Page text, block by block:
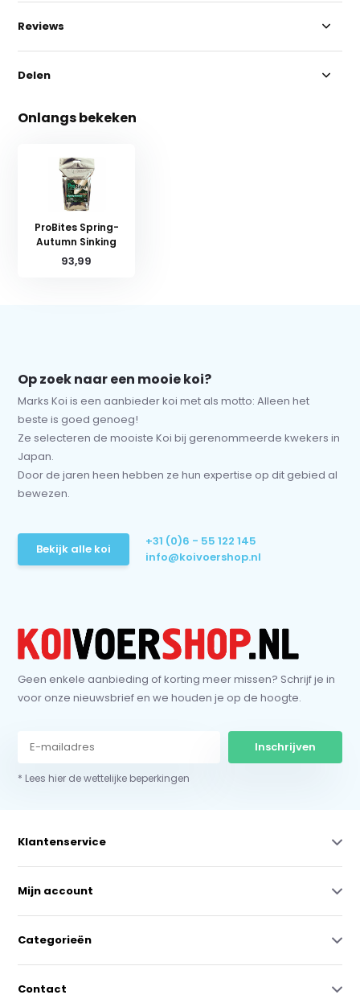
Reviews
Delen
Onlangs bekeken
ProBites Spring-
Autumn Sinking
93,99
Op zoek naar een mooie koi?
Marks Koi is een aanbieder koi met als motto: Alleen het
beste is goed genoeg!
Ze selecteren de mooiste Koi bij gerenommeerde kwekers in
Japan.
Door de jaren heen hebben ze hun expertise op dit gebied al
bewezen.
Bekijk alle koi
+31 (0)6 - 55 122 145
info@koivoershop.nl
Geen enkele aanbieding of korting meer missen? Schrijf je in
voor onze nieuwsbrief en we houden je op de hoogte.
Inschrijven
* Lees hier de wettelijke beperkingen
Klantenservice
Mijn account
Categorieën
Contact